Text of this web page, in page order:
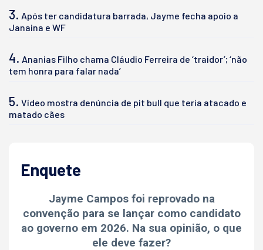
3. Após ter candidatura barrada, Jayme fecha apoio a
Janaina e WF
4. Ananias Filho chama Cláudio Ferreira de ‘traidor’; ‘não
tem honra para falar nada’
5. Vídeo mostra denúncia de pit bull que teria atacado e
matado cães
Enquete
Jayme Campos foi reprovado na
convenção para se lançar como candidato
ao governo em 2026. Na sua opinião, o que
ele deve fazer?